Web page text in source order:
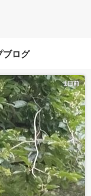
ブログ
1日前